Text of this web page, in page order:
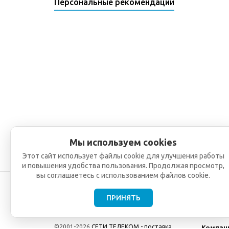
Персональные рекомендации
©2001-2026 СЕТИ ТЕЛЕКОМ - поставка,
Мы используем cookies
Этот сайт использует файлы cookie для улучшения работы
и повышения удобства пользования. Продолжая просмотр,
вы соглашаетесь с использованием файлов cookie.
ПРИНЯТЬ